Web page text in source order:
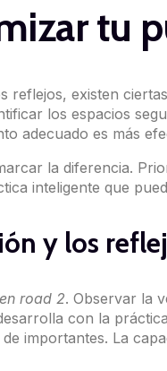
tu
reflejos, existen
los espacios
adecuado es más
la diferencia.
inteligente que
y los
road 2. Observar la
con la
importantes. La